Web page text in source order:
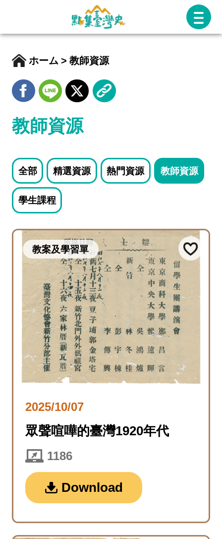
ホーム 教師資源
教師資源
全部 精選資源 熱門資源 教師資源
學生課程
教案及學習單
2025/10/07
眾聲喧嘩的臺灣1920年代
1186
Download